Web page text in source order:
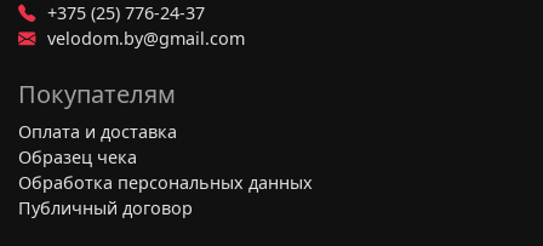
+375 (25) 776-24-37
velodom.by@gmail.com
Покупателям
Оплата и доставка
Образец чека
Обработка персональных данных
Публичный договор